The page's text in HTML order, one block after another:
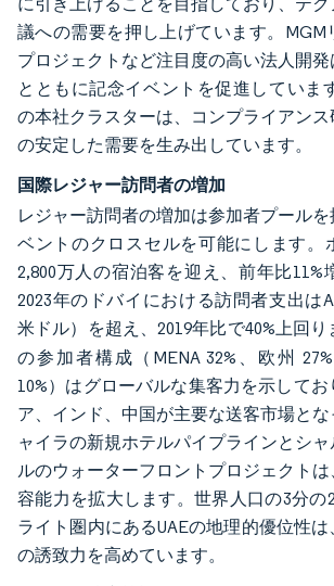
議への需要を押し上げています。MGM
プロジェクトなど注目度の高い法人開
とともに記念イベントを促進していま
の本社クラスターは、コンプライアン
の安定した需要を生み出しています。
国際レジャー訪問者の増加
レジャー訪問者の増加は参加者プール
ベントのクロスセルを可能にします。
2,800万人の宿泊客を迎え、前年比11%
2023年のドバイにおける訪問者支出は
米ドル）を超え、2019年比で40%上回り
の参加者構成（MENA 32%、欧州
10%）はグローバルな集客力を示して
ア、インド、中国が主要な送客市場と
ャイラの新規ホテルパイプラインとシ
ルのウォーターフロントプロジェクト
容能力を拡大します。世界人口の3分の
ライト圏内にあるUAEの地理的優位性は
の誘致力を高めています。